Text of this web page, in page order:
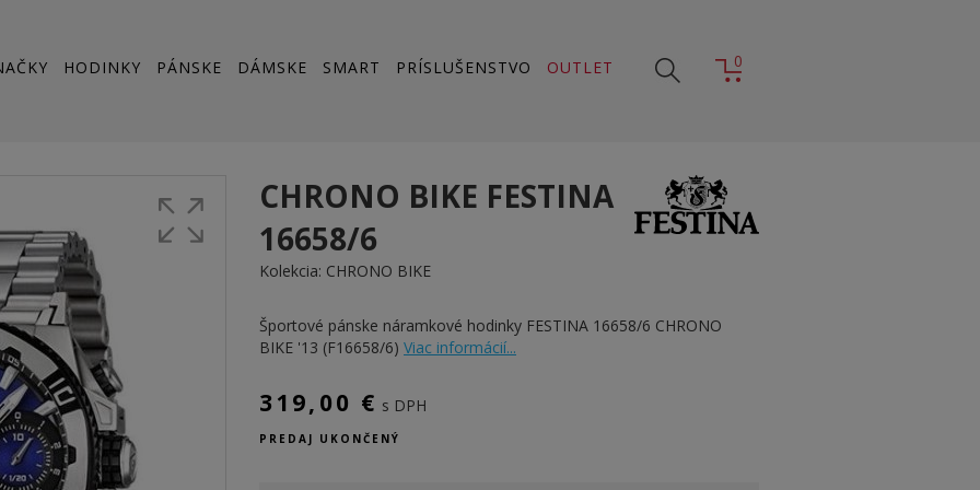
HODINKY PÁNSKE DÁMSKE SMART PRÍSLUŠENSTVO OUTLET 0
CHRONO BIKE FESTINA
16658/6
Kolekcia: CHRONO BIKE
Športové pánske náramkové hodinky FESTINA 16658/6 CHRONO
BIKE '13 (F16658/6) Viac informácií...
319,00 € s DPH
PREDAJ UKONČENÝ